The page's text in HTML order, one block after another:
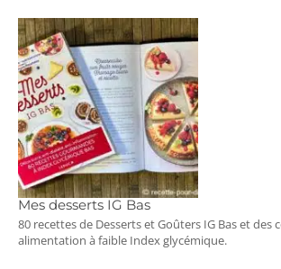
Mes desserts IG Bas
80 recettes de Desserts et Goûters IG Bas et des
alimentation à faible Index glycémique.